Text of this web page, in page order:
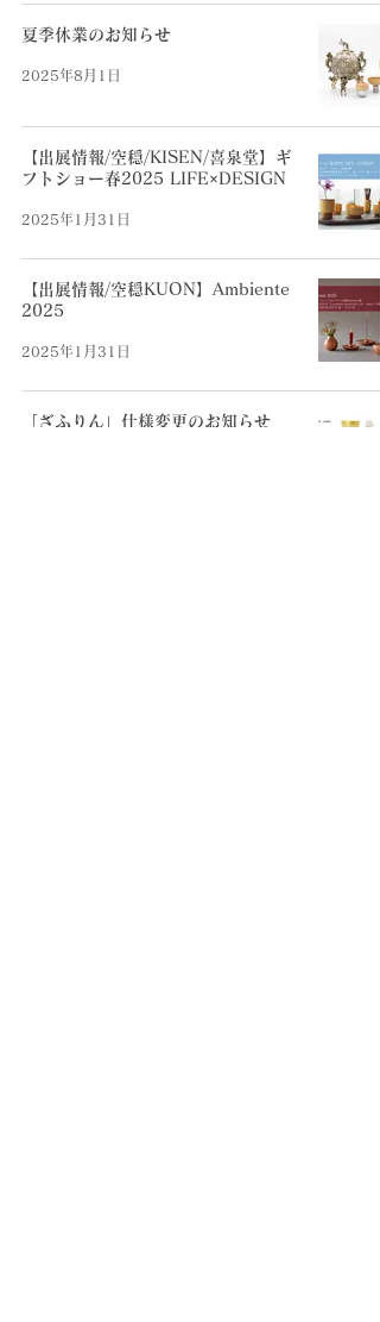
夏季休業のお知らせ
2025年8月1日
【出展情報/空穏/KISEN/喜泉堂】ギ
フトショー春2025 LIFE×DESIGN
2025年1月31日
【出展情報/空穏KUON】Ambiente
2025
2025年1月31日
「ざふりん」仕様変更のお知らせ